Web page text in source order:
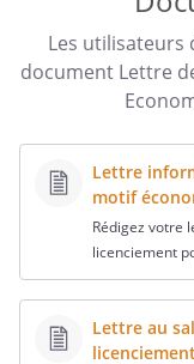
Les utilisateurs
document Lettre
Lettre
motif
Rédigez votre
licenciement
Lettre au